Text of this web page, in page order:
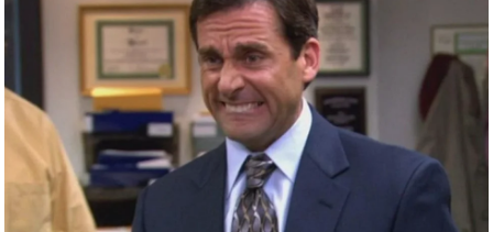
ब्यू
टी
/
फै